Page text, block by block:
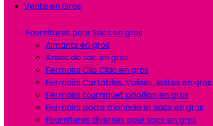
Vente en Gros
Fournitures pour Sacs en gros
Aimants en gros
Anses de sac en gros
Fermoirs Clic Clac en gros
Fermoirs Cartables, Valises, Boites en gros
Fermoirs tourniquet papillon en gros
Fermoirs porte monnaie et sacs en gros
Fournitures diverses pour sacs en gros